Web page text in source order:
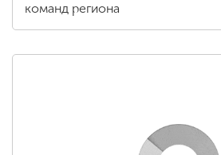
команд региона